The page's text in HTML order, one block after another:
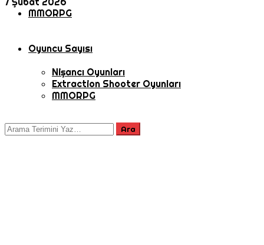
MMORPG
Oyuncu Sayısı
Nişancı Oyunları
Extraction Shooter Oyunları
MMORPG